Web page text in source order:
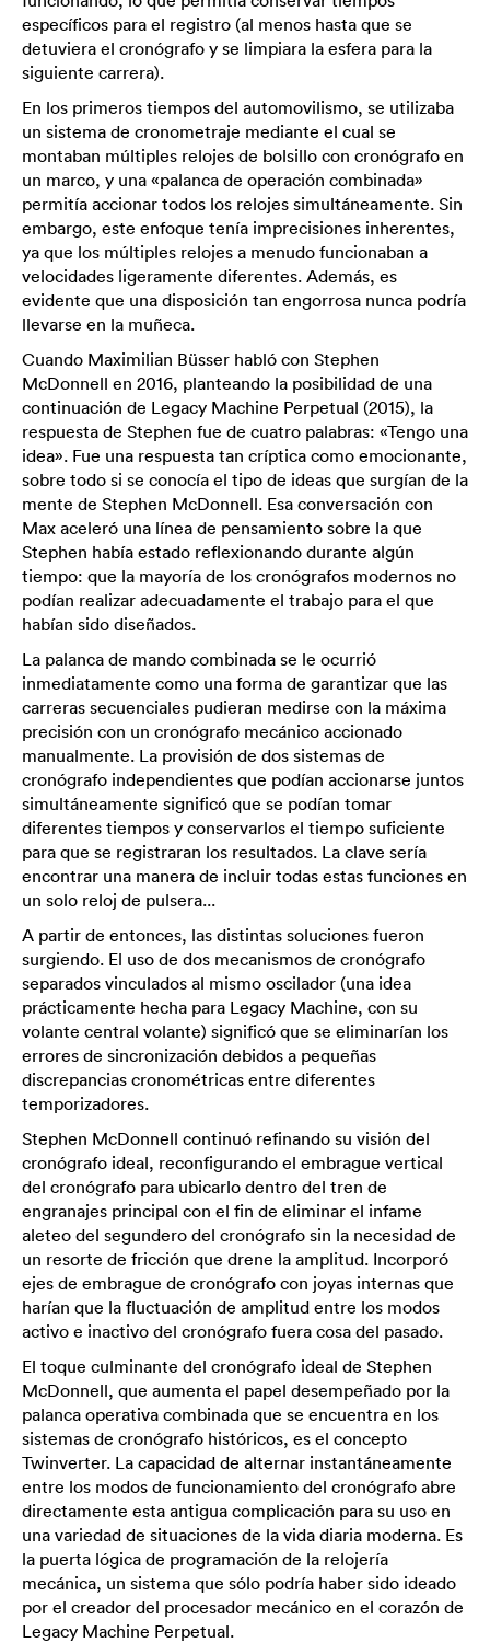
específicos para el registro (al menos hasta que se
detuviera el cronógrafo y se limpiara la esfera para la
siguiente carrera).
En los primeros tiempos del automovilismo, se utilizaba
un sistema de cronometraje mediante el cual se
montaban múltiples relojes de bolsillo con cronógrafo en
un marco, y una «palanca de operación combinada»
permitía accionar todos los relojes simultáneamente. Sin
embargo, este enfoque tenía imprecisiones inherentes,
ya que los múltiples relojes a menudo funcionaban a
velocidades ligeramente diferentes. Además, es
evidente que una disposición tan engorrosa nunca podría
llevarse en la muñeca.
Cuando Maximilian Büsser habló con Stephen
McDonnell en 2016, planteando la posibilidad de una
continuación de Legacy Machine Perpetual (2015), la
respuesta de Stephen fue de cuatro palabras: «Tengo una
idea». Fue una respuesta tan críptica como emocionante,
sobre todo si se conocía el tipo de ideas que surgían de la
mente de Stephen McDonnell. Esa conversación con
Max aceleró una línea de pensamiento sobre la que
Stephen había estado reflexionando durante algún
tiempo: que la mayoría de los cronógrafos modernos no
podían realizar adecuadamente el trabajo para el que
habían sido diseñados.
La palanca de mando combinada se le ocurrió
inmediatamente como una forma de garantizar que las
carreras secuenciales pudieran medirse con la máxima
precisión con un cronógrafo mecánico accionado
manualmente. La provisión de dos sistemas de
cronógrafo independientes que podían accionarse juntos
simultáneamente significó que se podían tomar
diferentes tiempos y conservarlos el tiempo suficiente
para que se registraran los resultados. La clave sería
encontrar una manera de incluir todas estas funciones en
un solo reloj de pulsera...
A partir de entonces, las distintas soluciones fueron
surgiendo. El uso de dos mecanismos de cronógrafo
separados vinculados al mismo oscilador (una idea
prácticamente hecha para Legacy Machine, con su
volante central volante) significó que se eliminarían los
errores de sincronización debidos a pequeñas
discrepancias cronométricas entre diferentes
temporizadores.
Stephen McDonnell continuó refinando su visión del
cronógrafo ideal, reconfigurando el embrague vertical
del cronógrafo para ubicarlo dentro del tren de
engranajes principal con el fin de eliminar el infame
aleteo del segundero del cronógrafo sin la necesidad de
un resorte de fricción que drene la amplitud. Incorporó
ejes de embrague de cronógrafo con joyas internas que
harían que la fluctuación de amplitud entre los modos
activo e inactivo del cronógrafo fuera cosa del pasado.
El toque culminante del cronógrafo ideal de Stephen
McDonnell, que aumenta el papel desempeñado por la
palanca operativa combinada que se encuentra en los
sistemas de cronógrafo históricos, es el concepto
Twinverter. La capacidad de alternar instantáneamente
entre los modos de funcionamiento del cronógrafo abre
directamente esta antigua complicación para su uso en
una variedad de situaciones de la vida diaria moderna. Es
la puerta lógica de programación de la relojería
mecánica, un sistema que sólo podría haber sido ideado
por el creador del procesador mecánico en el corazón de
Legacy Machine Perpetual.